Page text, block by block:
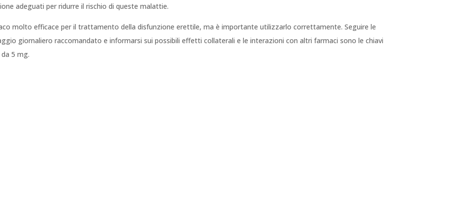
adeguati per ridurre il rischio di queste malattie.
molto efficace per il trattamento della disfunzione erettile, ma è importante utilizzarlo correttamente. Seguire le
giornaliero raccomandato e informarsi sui possibili effetti collaterali e le interazioni con altri farmaci sono le chiavi
5 mg.